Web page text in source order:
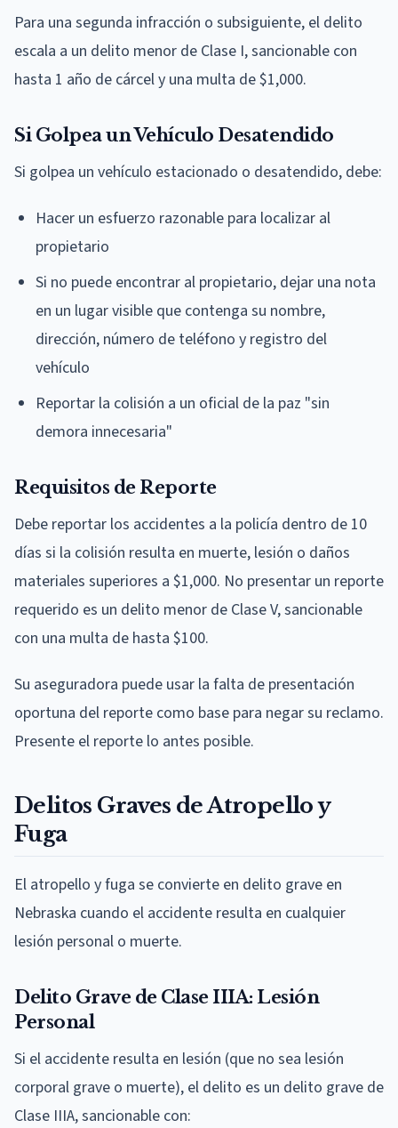
Para una segunda infracción o subsiguiente, el delito
escala a un delito menor de Clase I, sancionable con
hasta 1 año de cárcel y una multa de $1,000.
Si Golpea un Vehículo Desatendido
Si golpea un vehículo estacionado o desatendido, debe:
Hacer un esfuerzo razonable para localizar al
propietario
Si no puede encontrar al propietario, dejar una nota
en un lugar visible que contenga su nombre,
dirección, número de teléfono y registro del
vehículo
Reportar la colisión a un oficial de la paz "sin
demora innecesaria"
Requisitos de Reporte
Debe reportar los accidentes a la policía dentro de 10
días si la colisión resulta en muerte, lesión o daños
materiales superiores a $1,000. No presentar un reporte
requerido es un delito menor de Clase V, sancionable
con una multa de hasta $100.
Su aseguradora puede usar la falta de presentación
oportuna del reporte como base para negar su reclamo.
Presente el reporte lo antes posible.
Delitos Graves de Atropello y
Fuga
El atropello y fuga se convierte en delito grave en
Nebraska cuando el accidente resulta en cualquier
lesión personal o muerte.
Delito Grave de Clase IIIA: Lesión
Personal
Si el accidente resulta en lesión (que no sea lesión
corporal grave o muerte), el delito es un delito grave de
Clase IIIA, sancionable con: